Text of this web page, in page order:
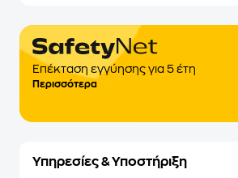
Eπέκταση εγγύησης για 5 έτη
Περισσότερα
Υπηρεσίες & Υποστήριξη